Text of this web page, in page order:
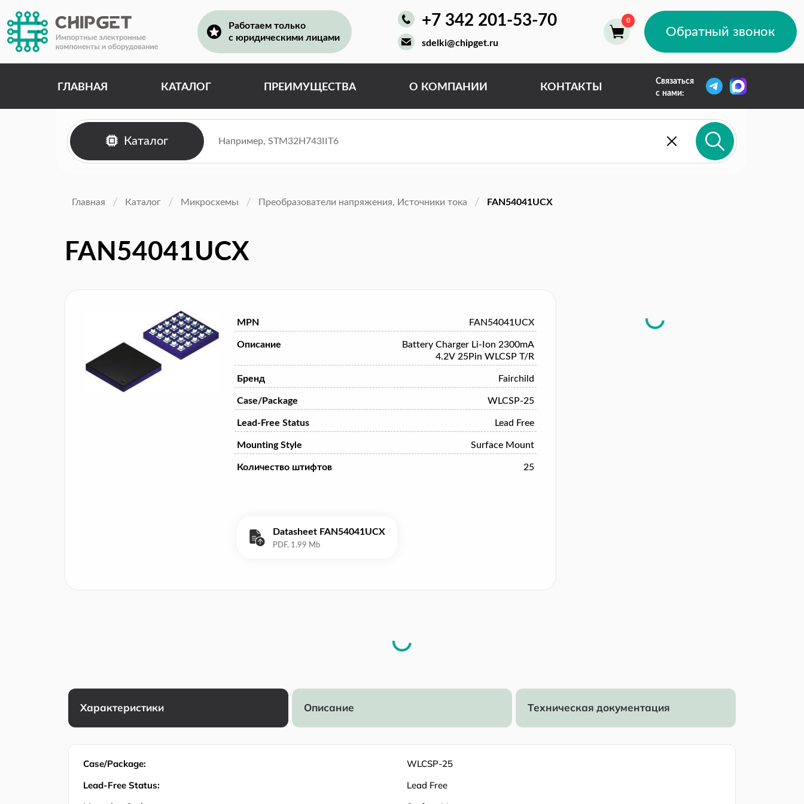
Работаем только
с юридическими лицами
+7 342 201-53-70
sdelki@chipget.ru
Обратный звонок
ГЛАВНАЯ КАТАЛОГ ПРЕИМУЩЕСТВА О КОМПАНИИ КОНТАКТЫ
Связаться
с нами:
Каталог
Главная Каталог Микросхемы Преобразователи напряжения, Источники тока FAN54041UCX
FAN54041UCX
MPN FAN54041UCX
Описание
Battery Charger Li-Ion 2300mA
4.2V 25Pin WLCSP T/R
Бренд Fairchild
Case/Package WLCSP-25
Lead-Free Status Lead Free
Mounting Style Surface Mount
Количество штифтов 25
Datasheet FAN54041UCX
Характеристики Описание Техническая документация
Case/Package:
WLCSP-25
Lead-Free Status:
Lead Free